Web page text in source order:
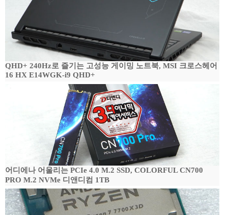
QHD+ 240Hz로 즐기는 고성능 게이밍 노트북, MSI 크로스헤어
16 HX E14WGK-i9 QHD+
어디에나 어울리는 PCIe 4.0 M.2 SSD, COLORFUL CN700
PRO M.2 NVMe 디앤디컴 1TB